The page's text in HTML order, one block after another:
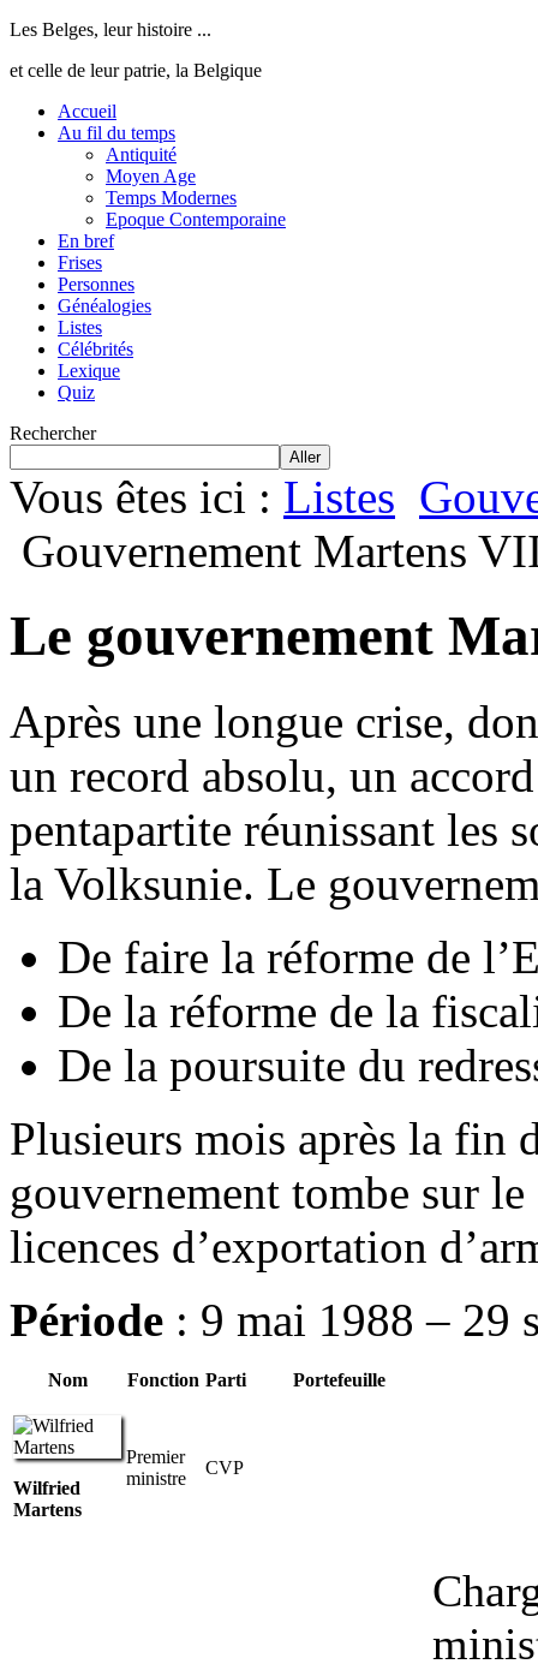
Les Belges, leur histoire ...
et celle de leur patrie, la Belgique
Accueil
Au fil du temps
Antiquité
Moyen Age
Temps Modernes
Epoque Contemporaine
En bref
Frises
Personnes
Généalogies
Listes
Célébrités
Lexique
Quiz
Rechercher
Aller
Vous êtes ici : Listes
Gouvernement Martens
Le gouvernement
Après une longue crise,
un record absolu, un
pentapartite réunissant les
la Volksunie. Le
De faire la réforme de
De la réforme de la
De la poursuite du
Plusieurs mois après la fin
gouvernement tombe sur
licences d’exportation
Période : 9 mai 1988 – 29
Nom Fonction Parti Portefeuille
Wilfried
Martens
Premier
ministre
CVP